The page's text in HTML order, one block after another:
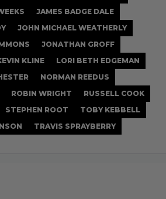
JAMES BADGE DALE
JOHN MICHAEL WEATHERLY
JONATHAN GROFF
KLINE
LORI BETH EDGEMAN
NORMAN REEDUS
ROBIN WRIGHT
RUSSELL COOK
STEPHEN ROOT
TOBY KEBBELL
TRAVIS SPRAYBERRY